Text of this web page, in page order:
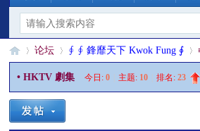
»
论坛
›
∮ ∮ 鋒靡天下 Kwok Fung ∮
• HKTV 劇集 今日:0 主题: 10 排名:23